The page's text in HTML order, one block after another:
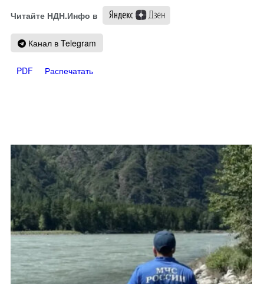
Читайте НДН.Инфо в
Канал в Telegram
PDF Распечатать